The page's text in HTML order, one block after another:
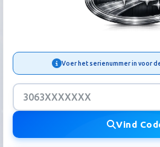
Voer het serienummer in voor
Vind